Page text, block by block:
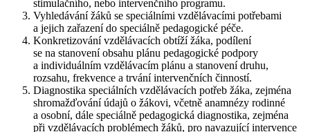
stimulačního, nebo intervenčního programu.
Vyhledávání žáků se speciálními vzdělávacími potřebami
a jejich zařazení do speciálně pedagogické péče.
Konkretizování vzdělávacích obtíží žáka, podílení
se na stanovení obsahu plánu pedagogické podpory
a individuálním vzdělávacím plánu a stanovení druhu,
rozsahu, frekvence a trvání intervenčních činností.
Diagnostika speciálních vzdělávacích potřeb žáka, zejména
shromažďování údajů o žákovi, včetně anamnézy rodinné
a osobní, dále speciálně pedagogická diagnostika, zejména
při vzdělávacích problémech žáků, pro navazující intervence